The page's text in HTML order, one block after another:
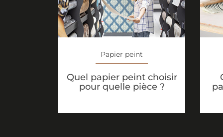
Papier peint
Quel papier peint choisir
pour quelle pièce ?